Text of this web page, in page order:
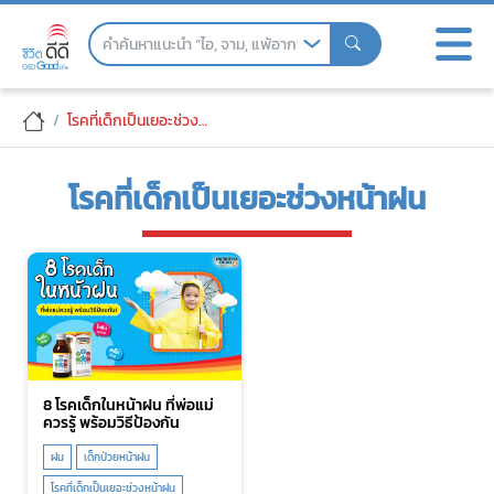
Skip
โรคที่เด็กเป็นเยอะช่วงหน้าฝน
โรคที่เด็กเป็นเยอะช่วงหน้าฝน
8 โรคเด็กในหน้าฝน ที่พ่อแม่
ควรรู้ พร้อมวิธีป้องกัน
ฝน
เด็กป่วยหน้าฝน
โรคที่เด็กเป็นเยอะช่วงหน้าฝน